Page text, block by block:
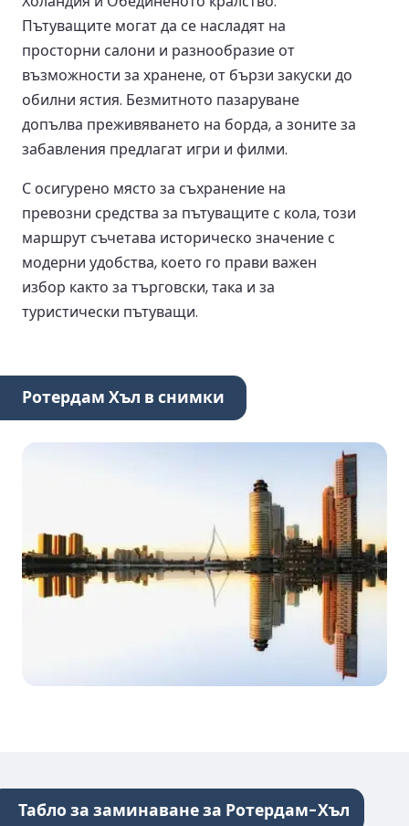
Пътуващите могат да се насладят на
просторни салони и разнообразие от
възможности за хранене, от бързи закуски до
обилни ястия. Безмитното пазаруване
допълва преживяването на борда, а зоните за
забавления предлагат игри и филми.
С осигурено място за съхранение на
превозни средства за пътуващите с кола, този
маршрут съчетава историческо значение с
модерни удобства, което го прави важен
избор както за търговски, така и за
туристически пътуващи.
Ротердам Хъл в снимки
Табло за заминаване за Ротердам-Хъл